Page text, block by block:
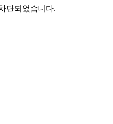
단되었습니다.